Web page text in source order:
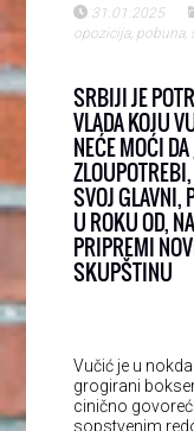
31.01.2025
opozicija, pobuna,
SRBIJI JE
VLADA KOJU
NEĆE MOĆI
SVOJ GLAVNI,
U ROKU OD,
PRIPREMI
SKUPŠTINU
Vučić je u
grogirani
cinično
sopstvenim